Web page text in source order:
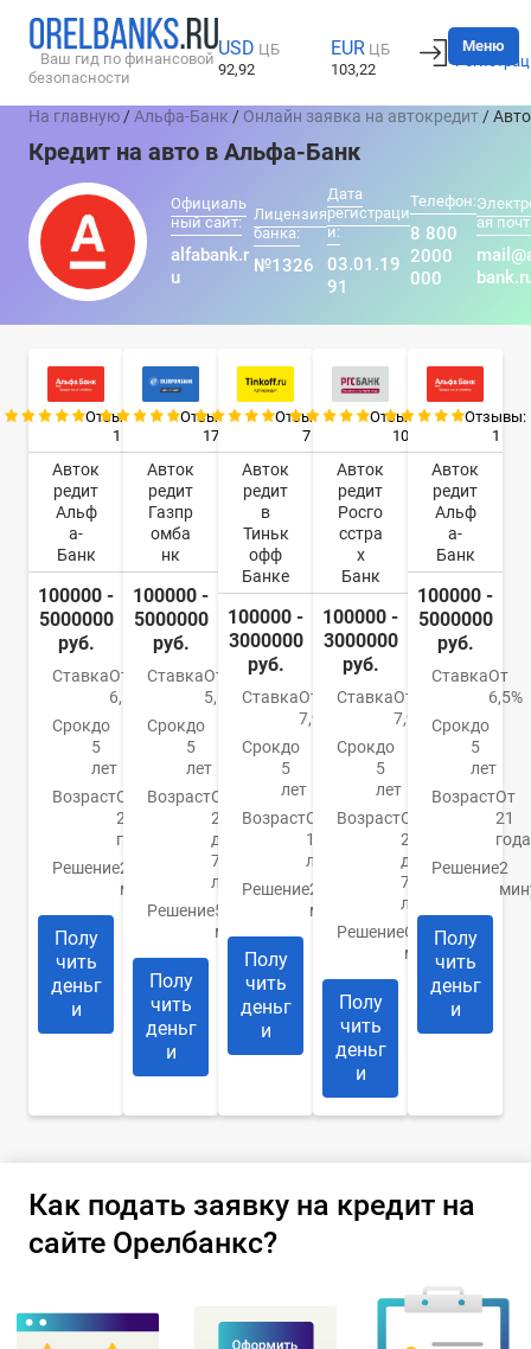
Ваш гид по финансовой
безопасности
USD ЦБ
92,92
EUR ЦБ
103,22
Вход
Меню
На главную /Альфа-Банк / Онлайн заявка на автокредит /
Кредит на авто в Альфа-Банк
Официаль
ный сайт:
alfabank.r
u
Лицензия
банка:
№1326
Дата
регистраци
и:
03.01.19
91
Телефон:
8 800
2000
000
ая
Отзывы:
1
Авток
редит
Альф
а-
Банк
100000 -
5000000
руб.
СтавкаОт
6,5%
Срокдо
5
лет
ВозрастОт
21
года
Решение2
минуты
Полу
чить
деньг
и
Отзывы:
17
Авток
редит
Газпр
омба
нк
100000 -
5000000
руб.
СтавкаОт
5,6%
Срокдо
5
лет
ВозрастОт
20
до
70
лет
Решение5
минут
Полу
чить
деньг
и
Отзывы:
7
Авток
редит
в
Тиньк
офф
Банке
100000 -
3000000
руб.
СтавкаОт
7,9%
Срокдо
5
лет
ВозрастС
18
лет
Решение2
минуты
Полу
чить
деньг
и
Отзывы:
10
Авток
редит
Росго
сстра
х
Банк
100000 -
3000000
руб.
СтавкаОт
7,9%
Срокдо
5
лет
ВозрастОт
21
до
70
лет
РешениеОт 15
минут
Полу
чить
деньг
и
Отзывы:
1
Авток
редит
Альф
а-
Банк
100000 -
5000000
руб.
СтавкаОт
6,5%
Срокдо
5
лет
ВозрастОт
21
года
Решение2
Полу
чить
деньг
и
Как подать заявку на кредит на
сайте Орелбанкс?